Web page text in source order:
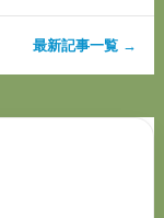
最新記事一覧 →